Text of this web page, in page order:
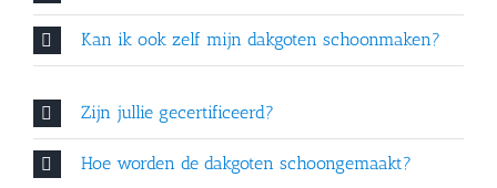
Kan ik ook zelf mijn dakgoten schoonmaken?
Zijn jullie gecertificeerd?
Hoe worden de dakgoten schoongemaakt?